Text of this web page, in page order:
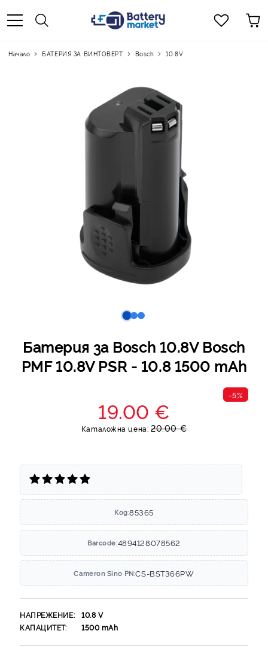
Начало БАТЕРИЯ ЗА ВИНТОВЕРТ Bosch 10.8V
Батерия за Bosch 10.8V Bosch
PMF 10.8V PSR - 10.8 1500 mAh
-5%
19.00 €
Каталожна цена: 20.00 €
Код:85365
Barcode:4894128078562
Cameron Sino PN:CS-BST366PW
НАПРЕЖЕНИЕ: 10.8 V
КАПАЦИТЕТ:
1500mAh